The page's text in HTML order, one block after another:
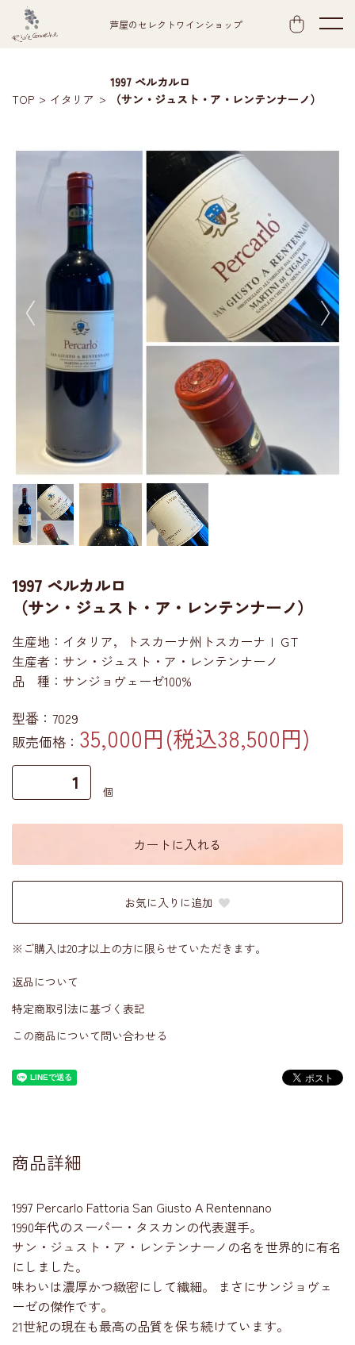
芦屋のセレクトワインショップ
TOP イタリア
1997 ペルカルロ
（サン・ジュスト・ア・レンテンナーノ）
1997 ペルカルロ
（サン・ジュスト・ア・レンテンナーノ）
生産地：イタリア，トスカーナ州トスカーナＩＧT
生産者：サン・ジュスト・ア・レンテンナーノ
品 種：サンジョヴェーゼ100%
型番：7029
販売価格： 35,000円(税込38,500円)
個
カートに入れる
お気に入りに追加
※ご購入は20才以上の方に限らせていただきます。
返品について
特定商取引法に基づく表記
この商品について問い合わせる
商品詳細
1997 Percarlo Fattoria San Giusto A Rentennano
1990年代のスーパー・タスカンの代表選手。
サン・ジュスト・ア・レンテンナーノの名を世界的に有名
にしました。
味わいは濃厚かつ緻密にして繊細。 まさにサンジョヴェ
ーゼの傑作です。
21世紀の現在も最高の品質を保ち続けています。